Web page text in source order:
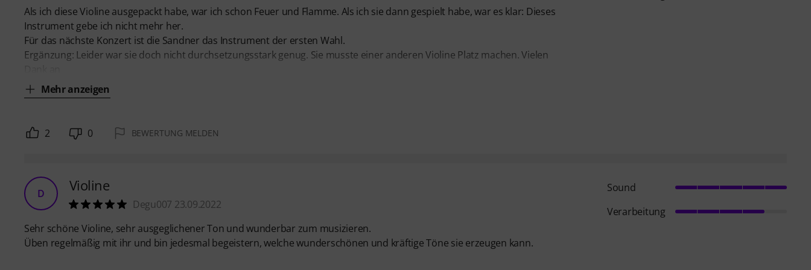
Als ich diese Violine ausgepackt habe, war ich schon Feuer und Flamme. Als ich sie dann gespielt habe, war es klar: Dieses
Instrument gebe ich nicht mehr her.
Für das nächste Konzert ist die Sandner das Instrument der ersten Wahl.
Ergänzung: Leider war sie doch nicht durchsetzungsstark genug. Sie musste einer anderen Violine Platz machen. Vielen
Mehr anzeigen
2 0 BEWERTUNG MELDEN
D Violine
Degu007 23.09.2022
Sehr schöne Violine, sehr ausgeglichener Ton und wunderbar zum musizieren.
Üben regelmäßig mit ihr und bin jedesmal begeistern, welche wunderschönen und kräftige Töne sie erzeugen kann.
Sound
Verarbeitung